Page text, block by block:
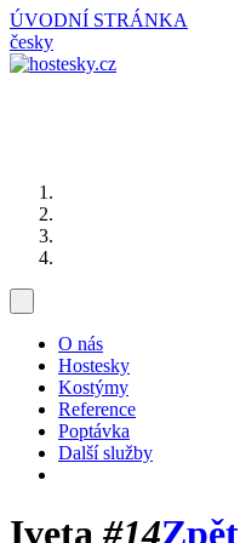
ÚVODNÍ STRÁNKA
česky
O nás
Hostesky
Kostýmy
Reference
Poptávka
Další služby
Iveta #14Zpět